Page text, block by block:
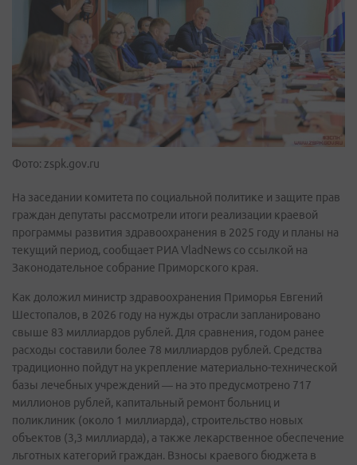
Фото: zspk.gov.ru
На заседании комитета по социальной политике и защите прав
граждан депутаты рассмотрели итоги реализации краевой
программы развития здравоохранения в 2025 году и планы на
текущий период, сообщает РИА VladNews со ссылкой на
Законодательное собрание Приморского края.
Как доложил министр здравоохранения Приморья Евгений
Шестопалов, в 2026 году на нужды отрасли запланировано
свыше 83 миллиардов рублей. Для сравнения, годом ранее
расходы составили более 78 миллиардов рублей. Средства
традиционно пойдут на укрепление материально-технической
базы лечебных учреждений — на это предусмотрено 717
миллионов рублей, капитальный ремонт больниц и
поликлиник (около 1 миллиарда), строительство новых
объектов (3,3 миллиарда), а также лекарственное обеспечение
льготных категорий граждан. Взносы краевого бюджета в